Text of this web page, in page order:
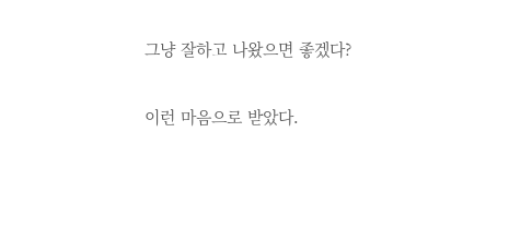
그냥 잘하고 나왔으면 좋겠다?
이런 마음으로 받았다.